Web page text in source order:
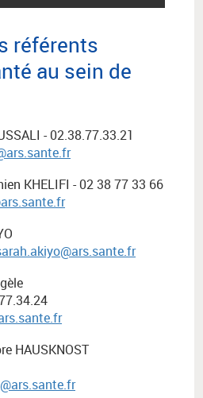
référents
au sein de
- 02.38.77.33.21
KHELIFI - 02 38 77 33 66
HAUSKNOST